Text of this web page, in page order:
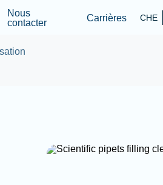
Nous
contacter
Carrières CHE